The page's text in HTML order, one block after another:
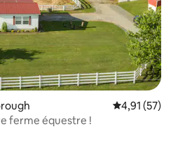
Évaluation
4,91 (57)
ferme équestre !